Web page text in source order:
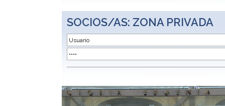
SOCIOS/AS: ZONA PRIVADA